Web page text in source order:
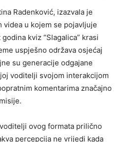
Radenković, izazvala je
u kojem se pojavljuje
kviz “Slagalica” krasi
uspješno održava osjećaj
su generacije odgajane
voditelji svojom interakcijom
komentarima značajno
ovog formata prilično
percepcija ne vrijedi kada